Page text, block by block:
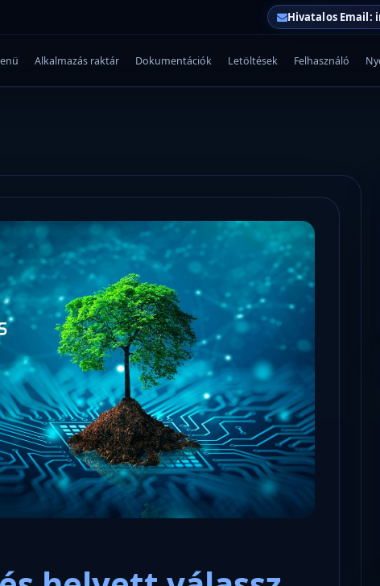
Hivatalos Email:
Alkalmazás raktár Dokumentációk Letöltések Felhasználó
Microsoft odaadta a kulcsokat a
hatóságoknak, hogy visszafejthessék